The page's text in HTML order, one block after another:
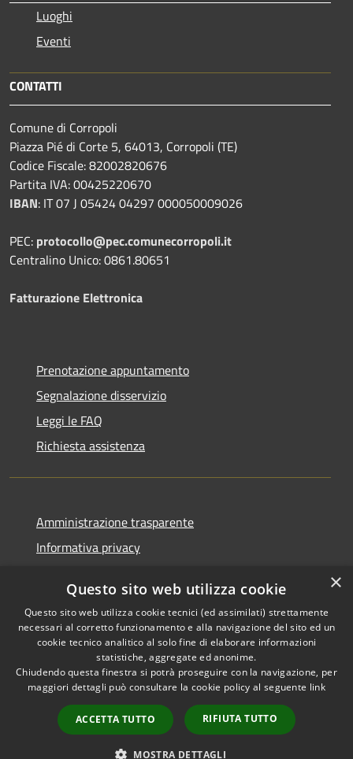
Luoghi
Eventi
CONTATTI
Comune di Corropoli
Piazza Pié di Corte 5, 64013, Corropoli (TE)
Codice Fiscale: 82002820676
Partita IVA: 00425220670
IBAN: IT 07 J 05424 04297 000050009026
PEC: protocollo@pec.comunecorropoli.it
Centralino Unico: 0861.80651
Fatturazione Elettronica
Prenotazione appuntamento
Segnalazione disservizio
Leggi le FAQ
Richiesta assistenza
Amministrazione trasparente
Informativa privacy
Dichiarazione di accessibilità
RSS
Accessibilità
Copyright © 2026 • Comune di
Corropoli • Powered by
Municipium•
Accesso
redazione
×
Questo sito web utilizza cookie
Questo sito web utilizza cookie tecnici (ed assimilati) strettamente
necessari al corretto funzionamento e alla navigazione del sito ed un
cookie tecnico analitico al solo fine di elaborare informazioni
statistiche, aggregate ed anonime.
Chiudendo questa finestra si potrà proseguire con la navigazione, per
maggiori dettagli può consultare la cookie policy al seguente link
ACCETTA TUTTO RIFIUTA TUTTO
MOSTRA DETTAGLI